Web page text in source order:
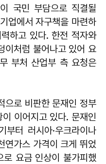
국민 부담으로 직결될
업에서 자구책을 마련하
하고 있다. 한전 적자와
이처럼 불어나고 있어 요
부처 산업부 측 요청은
으로 비판한 문재인 정부
이어지고 있다. 문재인
터 러시아·우크라이나
연가스 가격이 크게 뛰었
요금 인상이 불가피했